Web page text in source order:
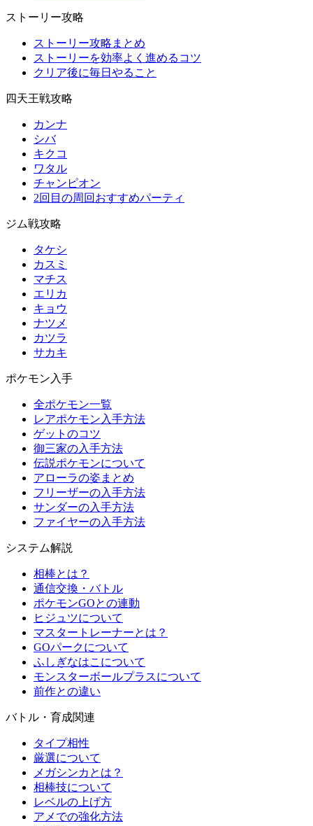
ストーリー攻略
ストーリー攻略まとめ
ストーリーを効率よく進めるコツ
クリア後に毎日やること
四天王戦攻略
カンナ
シバ
キクコ
ワタル
チャンピオン
2回目の周回おすすめパーティ
ジム戦攻略
タケシ
カスミ
マチス
エリカ
キョウ
ナツメ
カツラ
サカキ
ポケモン入手
全ポケモン一覧
レアポケモン入手方法
ゲットのコツ
御三家の入手方法
伝説ポケモンについて
アローラの姿まとめ
フリーザーの入手方法
サンダーの入手方法
ファイヤーの入手方法
システム解説
相棒とは？
通信交換・バトル
ポケモンGOとの連動
ヒジュツについて
マスタートレーナーとは？
GOパークについて
ふしぎなはこについて
モンスターボールプラスについて
前作との違い
バトル・育成関連
タイプ相性
厳選について
メガシンカとは？
相棒技について
レベルの上げ方
アメでの強化方法